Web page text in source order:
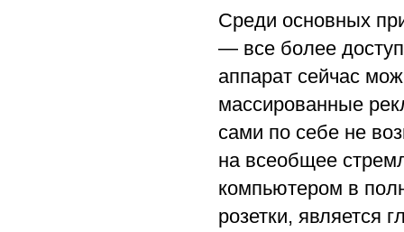
Среди основных
— все более
аппарат сейчас
массированные
сами по себе не
на всеобщее
компьютером в
розетки, является